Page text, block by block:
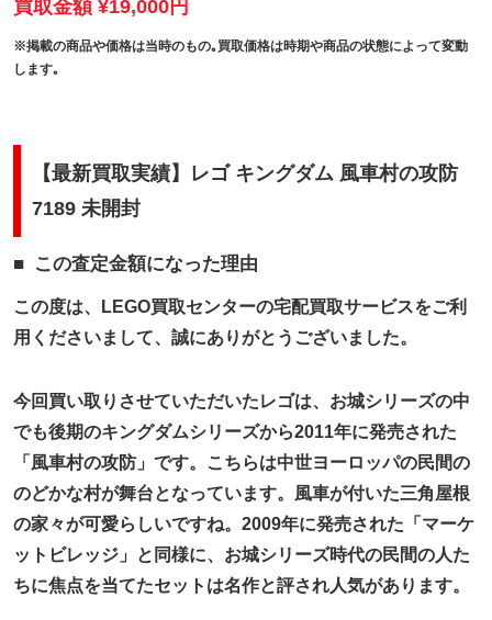
買取金額 ¥19,000円
※掲載の商品や価格は当時のもの｡買取価格は時期や商品の状態によって変動
します｡
【最新買取実績】レゴ キングダム 風車村の攻防
7189 未開封
この査定金額になった理由
この度は、LEGO買取センターの宅配買取サービスをご利
用くださいまして、誠にありがとうございました。
今回買い取りさせていただいたレゴは、お城シリーズの中
でも後期のキングダムシリーズから2011年に発売された
「風車村の攻防」です。こちらは中世ヨーロッパの民間の
のどかな村が舞台となっています。風車が付いた三角屋根
の家々が可愛らしいですね。2009年に発売された「マーケ
ットビレッジ」と同様に、お城シリーズ時代の民間の人た
ちに焦点を当てたセットは名作と評され人気があります。